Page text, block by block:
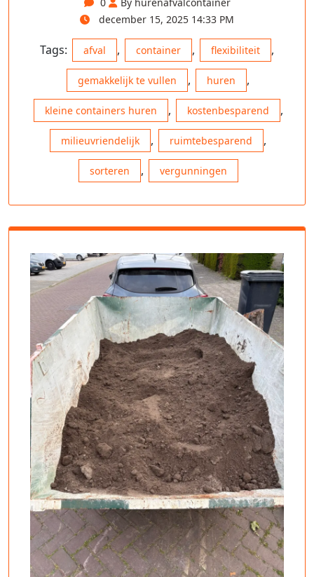
december 15, 2025 14:33 PM
Tags: afval , container , flexibiliteit ,
gemakkelijk te vullen , huren ,
kleine containers huren , kostenbesparend ,
milieuvriendelijk , ruimtebesparend ,
sorteren , vergunningen